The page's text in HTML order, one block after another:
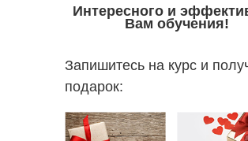
Интересного и
Вам обучения!
Запишитесь на курс и
подарок: